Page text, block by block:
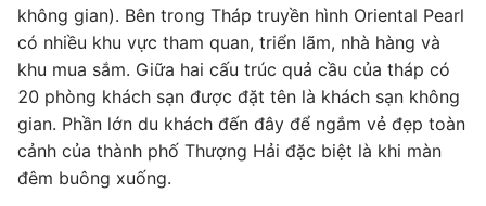
không gian). Bên trong Tháp truyền hình Oriental Pearl
có nhiều khu vực tham quan, triển lãm, nhà hàng và
khu mua sắm. Giữa hai cấu trúc quả cầu của tháp có
20 phòng khách sạn được đặt tên là khách sạn không
gian. Phần lớn du khách đến đây để ngắm vẻ đẹp toàn
cảnh của thành phố Thượng Hải đặc biệt là khi màn
đêm buông xuống.